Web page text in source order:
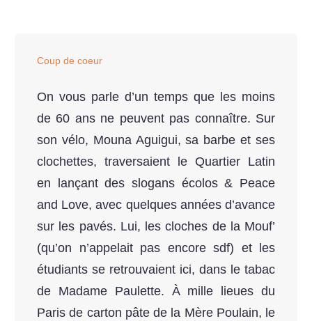
Coup de coeur
On vous parle d’un temps que les moins
de 60 ans ne peuvent pas connaître. Sur
son vélo, Mouna Aguigui, sa barbe et ses
clochettes, traversaient le Quartier Latin
en lançant des slogans écolos & Peace
and Love, avec quelques années d’avance
sur les pavés. Lui, les cloches de la Mouf’
(qu’on n’appelait pas encore sdf) et les
étudiants se retrouvaient ici, dans le tabac
de Madame Paulette. À mille lieues du
Paris de carton pâte de la Mère Poulain, le